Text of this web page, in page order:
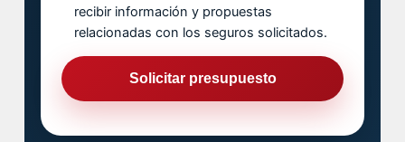
recibir información y propuestas
relacionadas con los seguros solicitados.